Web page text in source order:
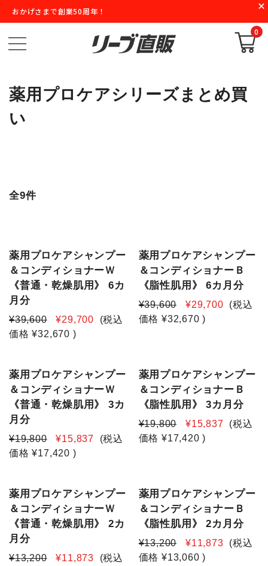
おかげさまで創業50周年！
0
薬用プロケアシリーズまとめ買
い
全9件
薬用プロケアシャンプー
＆コンディショナーＷ
《普通・乾燥肌用》 6カ
月分
¥39,600 ¥29,700
(税込
価格 ¥32,670 )
薬用プロケアシャンプー
＆コンディショナーＢ
《脂性肌用》 6カ月分
¥39,600 ¥29,700
(税込
価格 ¥32,670 )
薬用プロケアシャンプー
＆コンディショナーＷ
《普通・乾燥肌用》 3カ
月分
¥19,800 ¥15,837
(税込
価格 ¥17,420 )
薬用プロケアシャンプー
＆コンディショナーＢ
《脂性肌用》 3カ月分
¥19,800 ¥15,837
(税込
価格 ¥17,420 )
薬用プロケアシャンプー
＆コンディショナーＷ
《普通・乾燥肌用》 2カ
月分
¥13,200 ¥11,873
(税込
薬用プロケアシャンプー
＆コンディショナーＢ
《脂性肌用》 2カ月分
¥13,200 ¥11,873
(税込
価格 ¥13,060 )